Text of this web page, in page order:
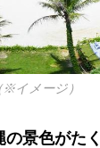
イメージ）
の景色がた